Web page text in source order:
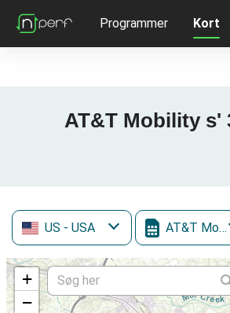
Programmer Kort
AT&T Mobility s'
US - USA AT&T Mobility
+
−